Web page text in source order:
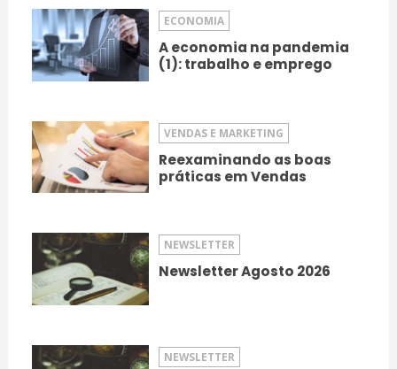
ECONOMIA
A economia na pandemia
(1): trabalho e emprego
VENDAS E MARKETING
Reexaminando as boas
práticas em Vendas
NEWSLETTER
Newsletter Agosto 2026
NEWSLETTER